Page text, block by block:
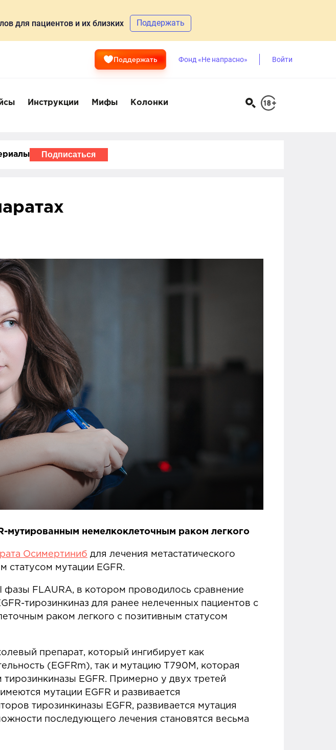
для пациентов и их близких Поддержать
Поддержать Фонд «Не напрасно» Войти
Инструкции Мифы Колонки
Подписаться
мутированным немелкоклеточным раком легкого
Осимертиниб для лечения метастатического
статусом мутации EGFR.
фазы FLAURA, в котором проводилось сравнение
тирозинкиназ для ранее нелеченных пациентов с
раком легкого с позитивным статусом
препарат, который ингибирует как
(EGFRm), так и мутацию T790M, которая
EGFR. Примерно у двух третей
мутации EGFR и развивается
тирозинкиназы EGFR, развивается мутация
последующего лечения становятся весьма